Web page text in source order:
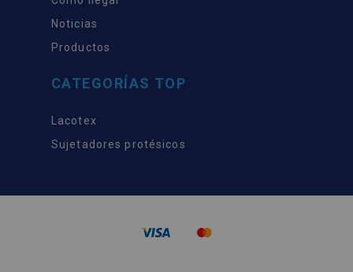
Noticias
Productos
CATEGORÍAS TOP
Lacotex
Sujetadores protésicos